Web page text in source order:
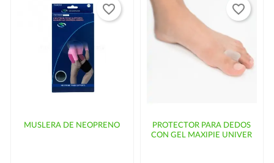
MUSLERA DE NEOPRENO
favorite_border
PROTECTOR PARA DEDOS
CON GEL MAXIPIE UNIVER
favorite_border